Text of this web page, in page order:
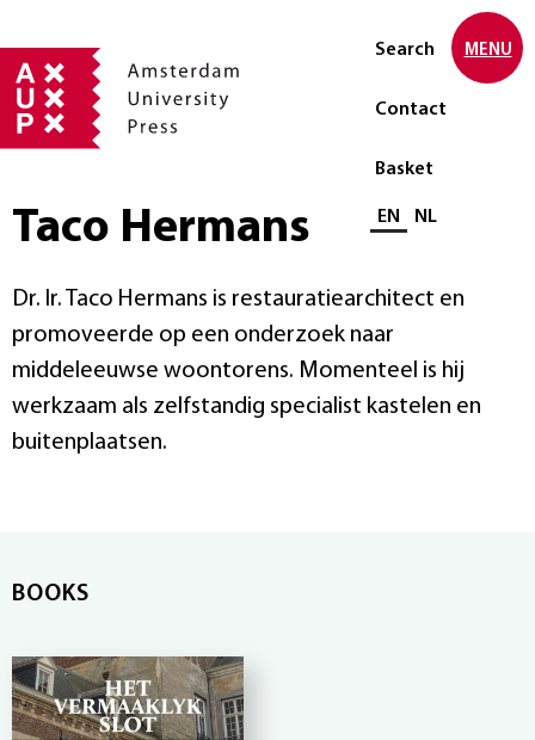
Search
Contact
Basket
Select language
EN NL
MENU
Taco Hermans
Dr. Ir. Taco Hermans is restauratiearchitect en
promoveerde op een onderzoek naar
middeleeuwse woontorens. Momenteel is hij
werkzaam als zelfstandig specialist kastelen en
buitenplaatsen.
BOOKS